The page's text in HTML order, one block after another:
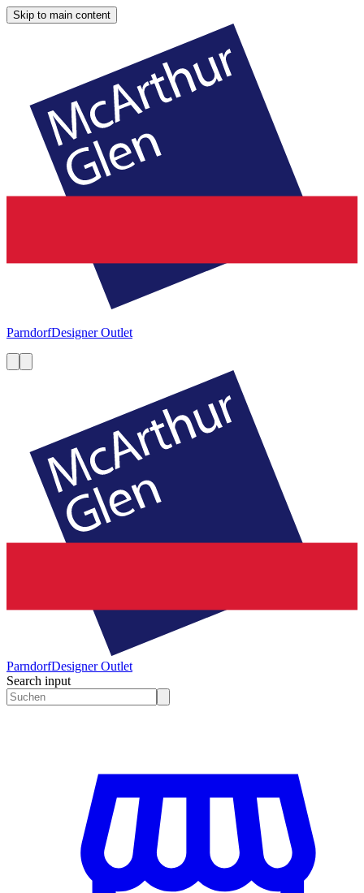
Skip to main content
ParndorfDesigner Outlet
ParndorfDesigner Outlet
Search input